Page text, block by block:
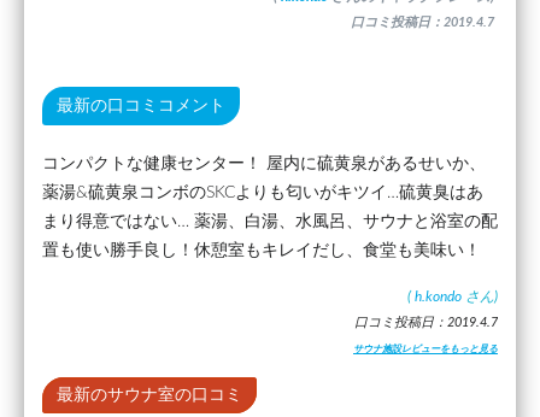
口コミ投稿日：2019.4.7
最新の口コミコメント
コンパクトな健康センター！ 屋内に硫黄泉があるせいか、
薬湯&硫黄泉コンボのSKCよりも匂いがキツイ…硫黄臭はあ
まり得意ではない… 薬湯、白湯、水風呂、サウナと浴室の配
置も使い勝手良し！休憩室もキレイだし、食堂も美味い！
( h.kondo さん)
口コミ投稿日：2019.4.7
サウナ施設レビューをもっと見る
最新のサウナ室の口コミ